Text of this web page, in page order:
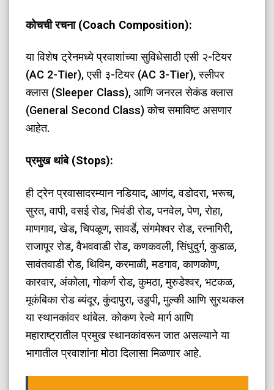
​कोचची रचना (Coach Composition):
​या विशेष ट्रेनमध्ये प्रवाशांच्या सुविधेसाठी एसी २-टियर
(AC 2-Tier), एसी ३-टियर (AC 3-Tier), स्लीपर
क्लास (Sleeper Class), आणि जनरल सेकंड क्लास
(General Second Class) कोच समाविष्ट असणार
आहेत.
​प्रमुख थांबे (Stops):
​ही ट्रेन प्रवासादरम्यान नडियाद, आणंद, वडोदरा, भरूच,
सुरत, वापी, वसई रोड, भिवंडी रोड, पनवेल, पेण, रोहा,
माणगाव, खेड, चिपळूण, सावर्डे, संगमेश्वर रोड, रत्नागिरी,
राजापूर रोड, वैभववाडी रोड, कणकवली, सिंधुदुर्ग, कुडाळ,
सावंतवाडी रोड, थिविम, करमाळी, मडगाव, काणकोण,
कारवार, अंकोला, गोकर्ण रोड, कुमठा, मुरुडेश्वर, भटकळ,
मूकंबिका रोड ब्यंदूर, कुंदापुरा, उडुपी, मुल्की आणि सुरथकल
या स्थानकांवर थांबेल. कोकण रेल्वे मार्ग आणि
महाराष्ट्रातील प्रमुख स्थानकांवरून जात असल्याने या
भागातील प्रवाशांना मोठा दिलासा मिळणार आहे.